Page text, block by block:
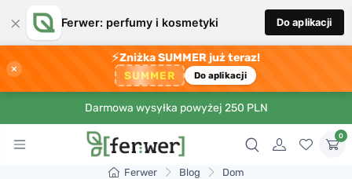
× Ferwer: perfumy i kosmetyki Do aplikacji
×
⚡Zniżka SUMMER już teraz!
SUMMER Do aplikacji
Darmowa wysyłka powyżej 250 PLN
0
Ferwer Blog Dom